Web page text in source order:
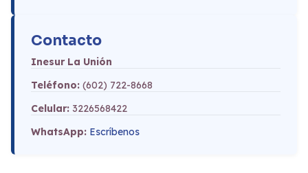
Contacto
Inesur La Unión
Teléfono: (602) 722-8668
Celular: 3226568422
WhatsApp: Escríbenos